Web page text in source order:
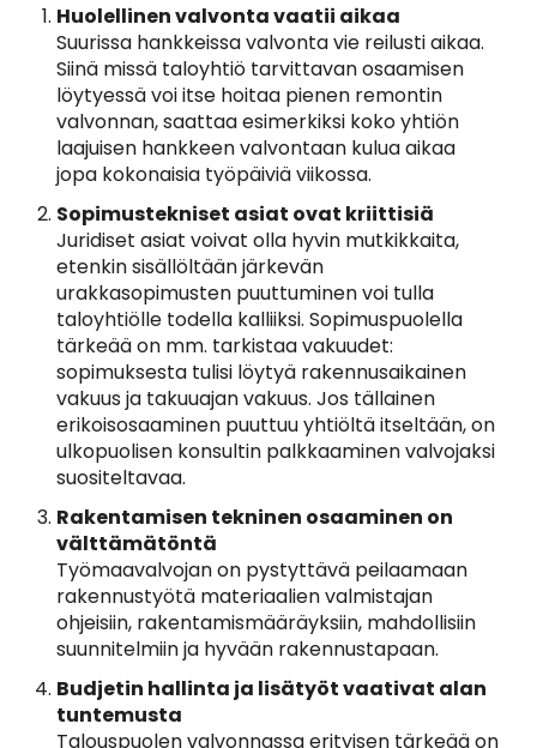
Huolellinen valvonta vaatii aikaa
Suurissa hankkeissa valvonta vie reilusti aikaa.
Siinä missä taloyhtiö tarvittavan osaamisen
löytyessä voi itse hoitaa pienen remontin
valvonnan, saattaa esimerkiksi koko yhtiön
laajuisen hankkeen valvontaan kulua aikaa
jopa kokonaisia työpäiviä viikossa.
Sopimustekniset asiat ovat kriittisiä
Juridiset asiat voivat olla hyvin mutkikkaita,
etenkin sisällöltään järkevän
urakkasopimusten puuttuminen voi tulla
taloyhtiölle todella kalliiksi. Sopimuspuolella
tärkeää on mm. tarkistaa vakuudet:
sopimuksesta tulisi löytyä rakennusaikainen
vakuus ja takuuajan vakuus. Jos tällainen
erikoisosaaminen puuttuu yhtiöltä itseltään, on
ulkopuolisen konsultin palkkaaminen valvojaksi
suositeltavaa.
Rakentamisen tekninen osaaminen on
välttämätöntä
Työmaavalvojan on pystyttävä peilaamaan
rakennustyötä materiaalien valmistajan
ohjeisiin, rakentamismääräyksiin, mahdollisiin
suunnitelmiin ja hyvään rakennustapaan.
Budjetin hallinta ja lisätyöt vaativat alan
tuntemusta
Talouspuolen valvonnassa erityisen tärkeää on